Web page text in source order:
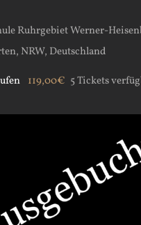
RuhrgebietWerner-
NRW, Deutschland
119,00€ 5 Tickets